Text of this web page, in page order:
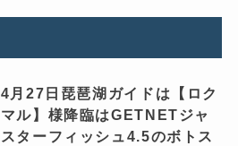
4月27日琵琶湖ガイドは【ロク
マル】様降臨はGETNETジャ
スターフィッシュ4.5のボトス